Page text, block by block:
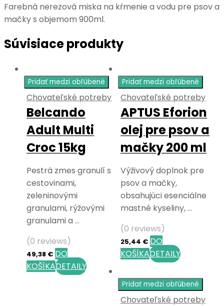
Farebná nerezová miska na kŕmenie a vodu pre psov a
mačky s objemom 900ml.
Súvisiace produkty
Pridať medzi obľúbené
Chovateľské potreby
Belcando
Adult Multi
Croc 15kg
Pestrá zmes granulí s
cestovinami,
zeleninovými
granulami, rýžovými
granulami a …
(0 reviews)
49,38 € DO
KOŠÍKADETAILY
Pridať medzi obľúbené
Chovateľské potreby
APTUS Eforion
olej pre psov a
mačky 200 ml
Výživový doplnok pre
psov a mačky,
obsahujúci esenciálne
mastné kyseliny, …
(0 reviews)
25,44 € DO
KOŠÍKADETAILY
Pridať medzi obľúbené
Chovateľské potreby